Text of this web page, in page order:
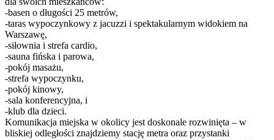
-basen o długości 25 metrów,
-taras wypoczynkowy z jacuzzi i spektakularnym widokiem na
Warszawę,
-siłownia i strefa cardio,
-sauna fińska i parowa,
-pokój masażu,
-strefa wypoczynku,
-pokój kinowy,
-sala konferencyjna, i
-klub dla dzieci.
Komunikacja miejska w okolicy jest doskonale rozwinięta – w
bliskiej odległości znajdziemy stację metra oraz przystanki